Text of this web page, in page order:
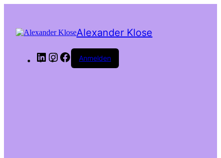
Alexander Klose
LinkedInInstagram
Facebook
Anmelden